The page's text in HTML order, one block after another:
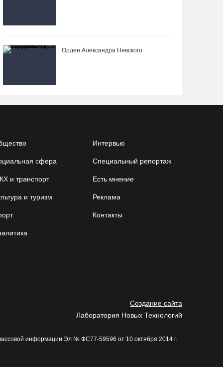
06.08.26 / 20:20
06.08.26 / 18:44
В Вологде начали ремонтировать улицу
Петрозаводскую
06.08.26 / 17:55
В Бабаево уже более двух недель не могут
Команда «Родники.Истоки» Олега Газманова
Орден Александра Невского
сфера
и транспорт
и туризм
Интервью
Специальный репортаж
Есть мнение
Реклама
Контакты
Создание сайта
Лаборатория Новых Технологий
информации Эл № ФС77-59596 от 10 октября 2014 г.